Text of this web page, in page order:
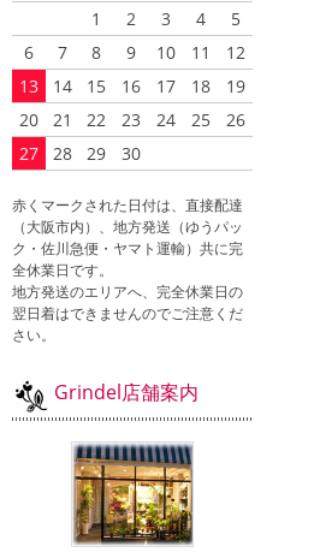
1 2 3 4
5
6
7 8 9 10 11
12
13
14 15 16 17 18
19
20
21 22 23 24 25
26
27
28 29 30
赤くマークされた日付は、直接配達
（大阪市内）、地方発送（ゆうパッ
ク・佐川急便・ヤマト運輸）共に完
全休業日です。
地方発送のエリアへ、完全休業日の
翌日着はできませんのでご注意くだ
さい。
Grindel店舗案内